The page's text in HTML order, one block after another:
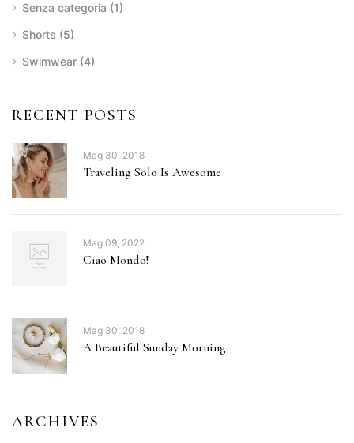
Senza categoria (1)
Shorts (5)
Swimwear (4)
RECENT POSTS
Mag 30, 2018
Traveling Solo Is Awesome
Mag 09, 2022
Ciao Mondo!
Mag 30, 2018
A Beautiful Sunday Morning
ARCHIVES